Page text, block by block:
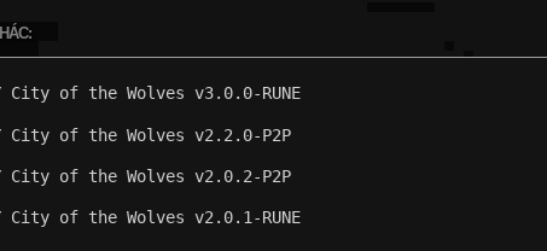
City of the Wolves v3.0.0-RUNE
City of the Wolves v2.2.0-P2P
City of the Wolves v2.0.2-P2P
City of the Wolves v2.0.1-RUNE